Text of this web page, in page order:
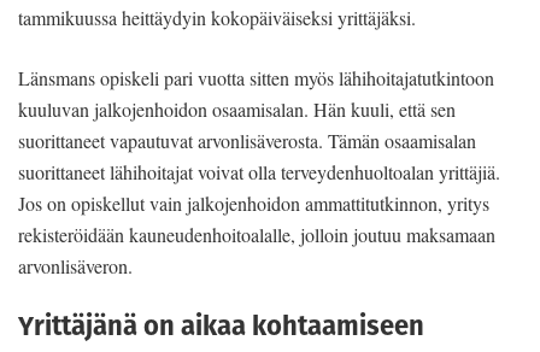
tammikuussa heittäydyin kokopäiväiseksi yrittäjäksi.
Länsmans opiskeli pari vuotta sitten myös lähihoitajatutkintoon
kuuluvan jalkojenhoidon osaamisalan. Hän kuuli, että sen
suorittaneet vapautuvat arvonlisäverosta. Tämän osaamisalan
suorittaneet lähihoitajat voivat olla terveydenhuoltoalan yrittäjiä.
Jos on opiskellut vain jalkojenhoidon ammattitutkinnon, yritys
rekisteröidään kauneudenhoitoalalle, jolloin joutuu maksamaan
arvonlisäveron.
Yrittäjänä on aikaa kohtaamiseen